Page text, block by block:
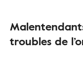
troubles de